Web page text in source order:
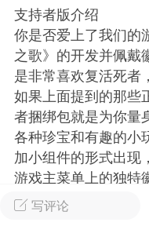
Lv.8 极品会员 靓号
电脑端 外挂制作
该内容只允许登录的
写评论
支持者版介绍
你是否爱上了我们的
之歌》的开发并佩戴
是非常喜欢复活死者
如果上面提到的那些
者捆绑包就是为你量
各种珍宝和有趣的小
加小组件的形式出现
游戏主菜单上的独特
是那个集美貌与财富
会有一只小宠物伴